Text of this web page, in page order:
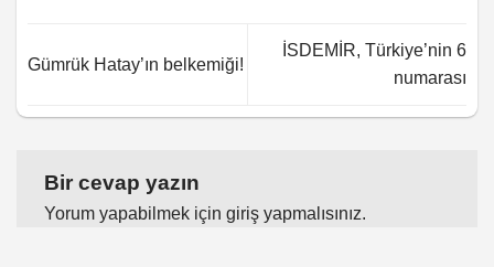
Gümrük Hatay’ın belkemiği!
İSDEMİR, Türkiye’nin 6
numarası
Bir cevap yazın
Yorum yapabilmek için giriş yapmalısınız.